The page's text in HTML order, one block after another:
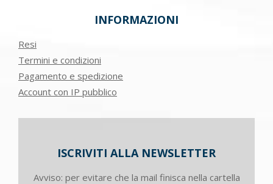
INFORMAZIONI
Resi
Termini e condizioni
Pagamento e spedizione
Account con IP pubblico
ISCRIVITI ALLA NEWSLETTER
Avviso: per evitare che la mail finisca nella cartella